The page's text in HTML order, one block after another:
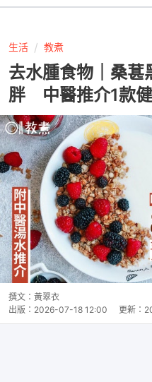
生活 教煮
去水腫食物｜桑
胖 中醫推介1款
撰文： 黃翠衣
出版： 2026-07-18 12:00 更新：